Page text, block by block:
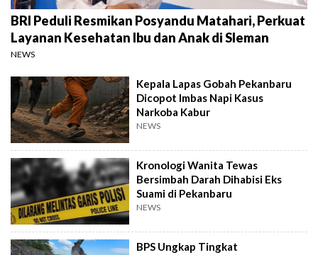
BRI Peduli Resmikan Posyandu Matahari, Perkuat
Layanan Kesehatan Ibu dan Anak di Sleman
NEWS
Kepala Lapas Gobah Pekanbaru
Dicopot Imbas Napi Kasus
Narkoba Kabur
NEWS
Kronologi Wanita Tewas
Bersimbah Darah Dihabisi Eks
Suami di Pekanbaru
NEWS
BPS Ungkap Tingkat